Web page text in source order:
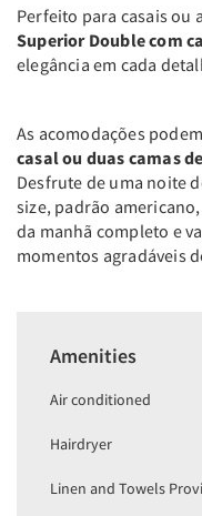
Perfeito para casais ou
Superior Double com
elegância em cada
As acomodações
casal ou duas camas
Desfrute de uma noite
size, padrão
da manhã completo e
momentos agradáveis
Amenities
Air conditioned
Hairdryer
Linen and Towels